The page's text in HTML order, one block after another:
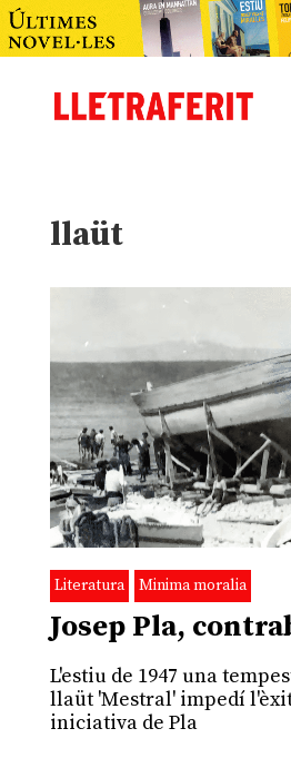
llaüt
Literatura Minima moralia
Josep Pla,
L'estiu de 1947 una
llaüt 'Mestral' impedí
iniciativa de Pla